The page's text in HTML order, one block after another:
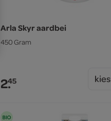
Arla Skyr aardbei
450 Gram
2.45